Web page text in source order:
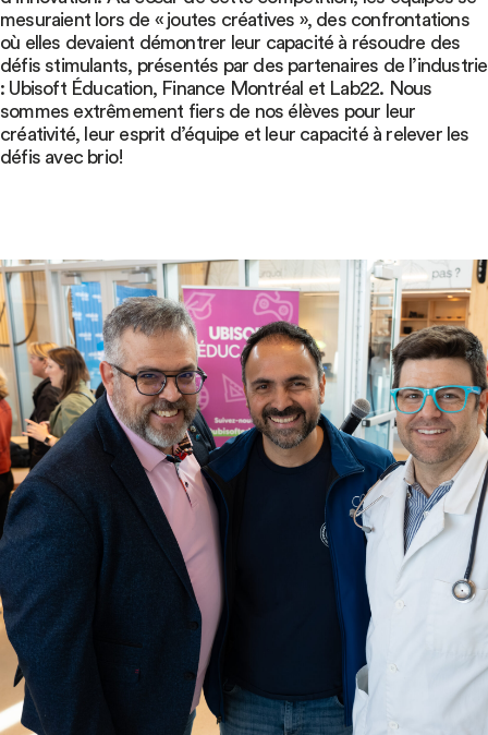
mesuraient lors de « joutes créatives », des confrontations
où elles devaient démontrer leur capacité à résoudre des
défis stimulants, présentés par des partenaires de l’industrie
: Ubisoft Éducation, Finance Montréal et Lab22. Nous
sommes extrêmement fiers de nos élèves pour leur
créativité, leur esprit d’équipe et leur capacité à relever les
défis avec brio!